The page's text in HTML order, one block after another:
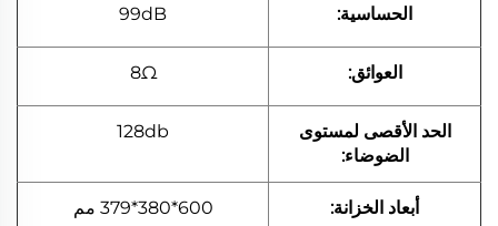
الحساسية: 99dB
العوائق: 8Ω
الحد الأقصى لمستوى
الضوضاء:
128db
أبعاد الخزانة: 600*380*379 مم